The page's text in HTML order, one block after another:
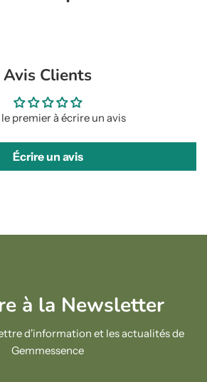
Avis Clients
premier à écrire un avis
Écrire un avis
à la Newsletter
d'information et les actualités de
Gemmessence